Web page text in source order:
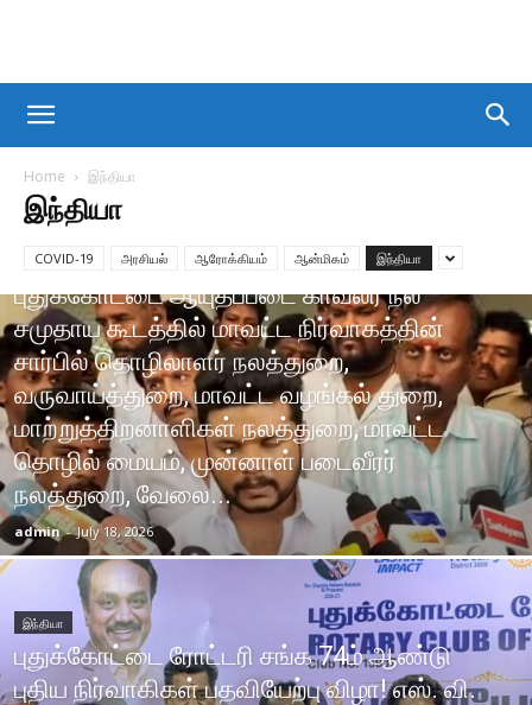
Home இந்தியா
இந்தியா
COVID-19 அரசியல் ஆரோக்கியம் ஆன்மிகம் இந்தியா
இந்தியா
புதுக்கோட்டை ஆயுதப்படை காவலர் நல
சமுதாய கூடத்தில் மாவட்ட நிர்வாகத்தின்
சார்பில் தொழிலாளர் நலத்துறை,
வருவாய்த்துறை, மாவட்ட வழங்கல் துறை,
மாற்றுத்திறனாளிகள் நலத்துறை, மாவட்ட
தொழில் மையம், முன்னாள் படைவீரர்
நலத்துறை, வேலை...
admin - July 18, 2026
இந்தியா
புதுக்கோட்டை ரோட்டரி சங்க 74ம் ஆண்டு
புதிய நிர்வாகிகள் பதவியேற்பு விழா! எஸ். வி.